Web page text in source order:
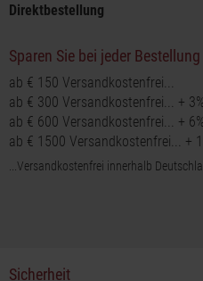
Direktbestellung
Sparen Sie bei jeder Bestellung
ab € 150 Versandkostenfrei...
ab € 300 Versandkostenfrei... +
ab € 600 Versandkostenfrei... +
ab € 1500 Versandkostenfrei... +
...Versandkostenfrei innerhalb
Sicherheit